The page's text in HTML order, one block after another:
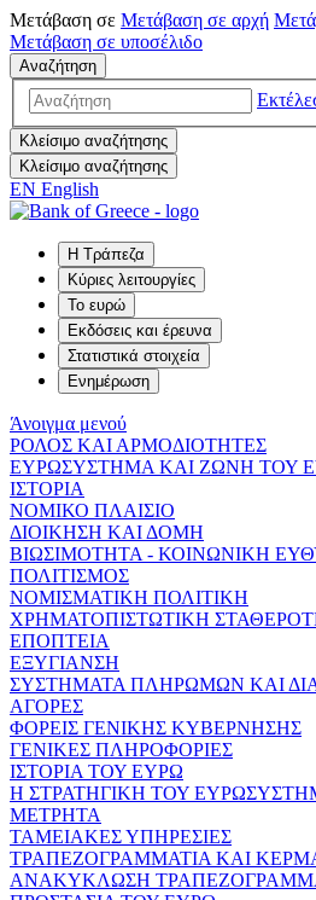
Μετάβαση σε Μετάβαση σε αρχή
Μετάβαση σε υποσέλιδο
Αναζήτηση
Κλείσιμο αναζήτησης
Κλείσιμο αναζήτησης
EN English
Η Τράπεζα
Κύριες λειτουργίες
Το ευρώ
Εκδόσεις και έρευνα
Στατιστικά στοιχεία
Ενημέρωση
Άνοιγμα μενού
ΡΟΛΟΣ ΚΑΙ ΑΡΜΟΔΙΟΤΗΤΕΣ
ΕΥΡΩΣΥΣΤΗΜΑ ΚΑΙ ΖΩΝΗ ΤΟΥ
ΙΣΤΟΡΙΑ
ΝΟΜΙΚΟ ΠΛΑΙΣΙΟ
ΔΙΟΙΚΗΣΗ ΚΑΙ ΔΟΜΗ
ΒΙΩΣΙΜΟΤΗΤΑ - ΚΟΙΝΩΝΙΚΗ
ΠΟΛΙΤΙΣΜΟΣ
ΝΟΜΙΣΜΑΤΙΚΗ ΠΟΛΙΤΙΚΗ
ΧΡΗΜΑΤΟΠΙΣΤΩΤΙΚΗ
ΕΠΟΠΤΕΙΑ
ΕΞΥΓΙΑΝΣΗ
ΣΥΣΤΗΜΑΤΑ ΠΛΗΡΩΜΩΝ ΚΑΙ
ΑΓΟΡΕΣ
ΦΟΡΕΙΣ ΓΕΝΙΚΗΣ ΚΥΒΕΡΝΗΣΗΣ
ΓΕΝΙΚΕΣ ΠΛΗΡΟΦΟΡΙΕΣ
ΙΣΤΟΡΙΑ ΤΟΥ ΕΥΡΩ
Η ΣΤΡΑΤΗΓΙΚΗ ΤΟΥ
ΜΕΤΡΗΤΑ
ΤΑΜΕΙΑΚΕΣ ΥΠΗΡΕΣΙΕΣ
ΤΡΑΠΕΖΟΓΡΑΜΜΑΤΙΑ ΚΑΙ
ΑΝΑΚΥΚΛΩΣΗ